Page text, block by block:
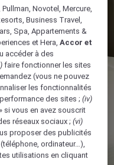
Novotel, Mercure,
Business Travel,
Spa, Appartements &
et Hera,Accor et
accéder à des
faire fonctionner les sites
(vous ne pouvez
les fonctionnalités
des sites ;(iv)
si vous en avez souscrit
réseaux sociaux ;(vi)
proposer des publicités
ordinateur…),
utilisations en cliquant